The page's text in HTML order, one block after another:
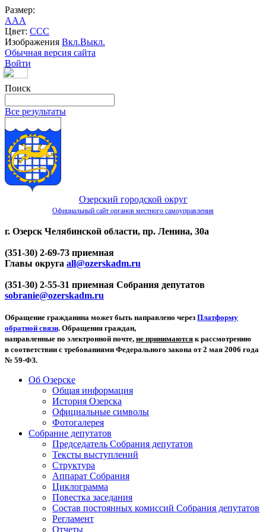
Размер:
AAA
Цвет: CCC
Изображения Вкл.Выкл.
Обычная версия сайта
Войти
Поиск
Все результаты
Озерский городской округ
Официальный сайт органов местного самоуправления
г. Озерск Челябинской области, пр. Ленина, 30а
(351-30) 2-69-73 приемная
Главы округа all@ozerskadm.ru
(351-30) 2-55-31 приемная Собрания депутатов
sobranie@ozerskadm.ru
Обращение гражданина может быть направлено через Платформу
обратной связи. Обращения граждан,
направленные по электронной почте, не принимаются к рассмотрению
в соответствии с требованиями Федерального закона от 2 мая 2006 года
№ 59-ФЗ.
Об Озерске
Общая информация
История Озерска
Официальные символы
Фотогалерея
Собрание депутатов
Председатель Собрания депутатов
Тексты выступлений
Структура
Аппарат Собрания
Циклограмма
Повестка заседания
Состав постоянных комиссий Собрания депутатов
Регламент
Отчеты